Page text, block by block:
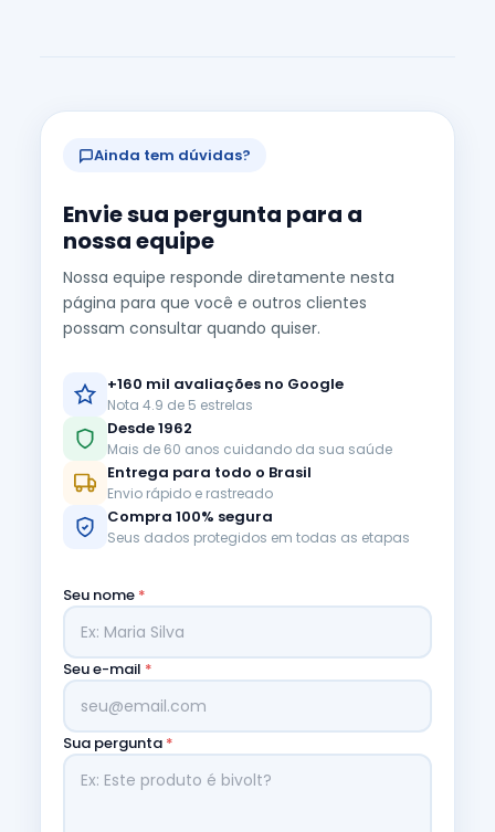
Ainda tem dúvidas?
Envie sua pergunta para a
nossa equipe
Nossa equipe responde diretamente nesta
página para que você e outros clientes
possam consultar quando quiser.
+160 mil avaliações no Google
Nota 4.9 de 5 estrelas
Desde 1962
Mais de 60 anos cuidando da sua saúde
Entrega para todo o Brasil
Envio rápido e rastreado
Compra 100% segura
Seus dados protegidos em todas as etapas
Seu nome *
Seu e-mail *
Sua pergunta *